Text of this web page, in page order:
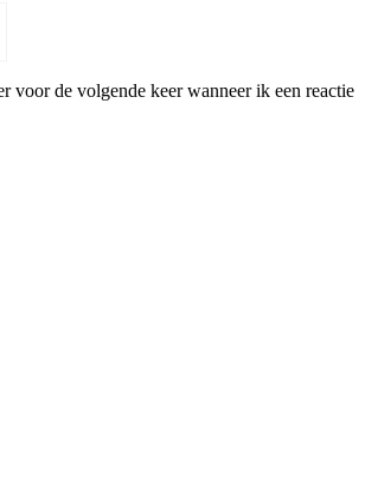
voor de volgende keer wanneer ik een reactie